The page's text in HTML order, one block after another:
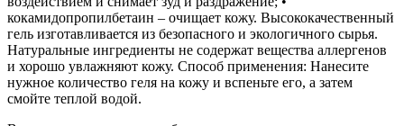
кокамидопропилбетаин – очищает кожу. Высококачественный
гель изготавливается из безопасного и экологичного сырья.
Натуральные ингредиенты не содержат вещества аллергенов
и хорошо увлажняют кожу. Способ применения: Нанесите
нужное количество геля на кожу и вспеньте его, а затем
смойте теплой водой.